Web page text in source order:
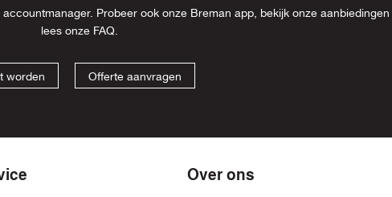
Probeer ook onze Breman app, bekijk onze aanbiedingen
lees onze FAQ.
worden Offerte aanvragen
Over ons